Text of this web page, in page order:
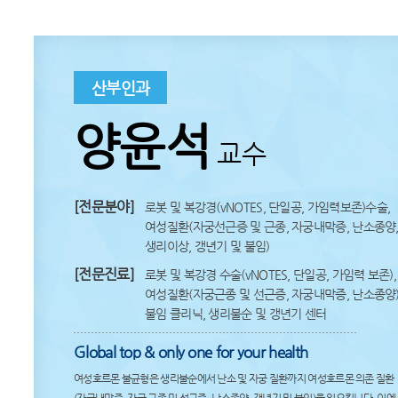
산부인과
양윤석 교수
[전문분야]
로봇 및 복강경(vNOTES, 단일공, 가임력보존)수술,
여성질환(자궁선근증 및 근종, 자궁내막증, 난소종양,
생리이상, 갱년기 및 불임)
[전문진료]
로봇 및 복강경 수술(vNOTES, 단일공, 가임력 보존),
여성질환(자궁근종 및 선근증, 자궁내막증, 난소종양
불임 클리닉, 생리불순 및 갱년기 센터
Global top & only one for your health
여성호르몬 불균형은 생리불순에서 난소 및 자궁 질환까지 여성호르몬 의존 질환